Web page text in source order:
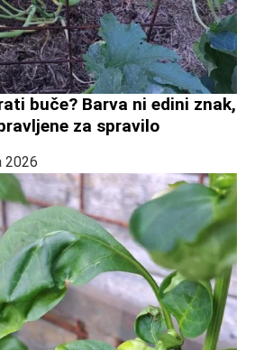
buče? Barva ni edini znak,
za spravilo
2026